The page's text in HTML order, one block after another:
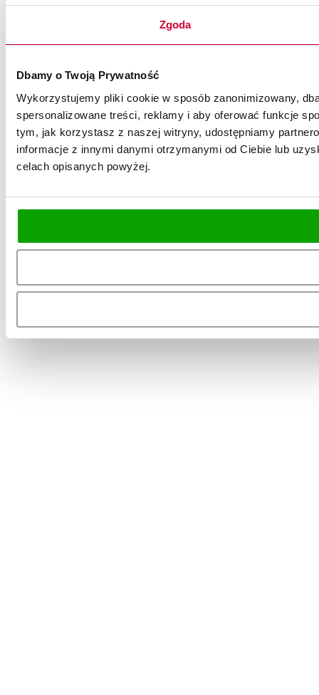
Zgoda
Dbamy o Twoją Prywatność
Wykorzystujemy pliki cookie w sposób zanonimizowany,
spersonalizowane treści, reklamy i aby oferować funkcje
tym, jak korzystasz z naszej witryny, udostępniamy
informacje z innymi danymi otrzymanymi od Ciebie lub
celach opisanych powyżej.